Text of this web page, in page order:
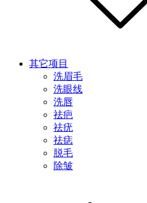
其它项目
洗眉毛
洗眼线
洗唇
祛疤
祛疣
祛痣
脱毛
除皱